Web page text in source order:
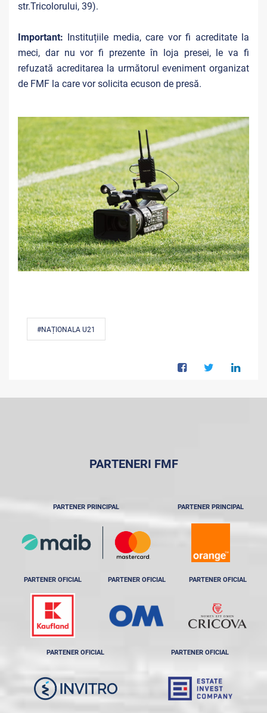
str.Tricolorului, 39).
Important: Instituțiile media, care vor fi acreditate la
meci, dar nu vor fi prezente în loja presei, le va fi
refuzată acreditarea la următorul eveniment organizat
de FMF la care vor solicita ecuson de presă.
#NAȚIONALA U21
PARTENERI FMF
PARTENER PRINCIPAL PARTENER PRINCIPAL
PARTENER OFICIAL PARTENER OFICIAL PARTENER OFICIAL
PARTENER OFICIAL PARTENER OFICIAL